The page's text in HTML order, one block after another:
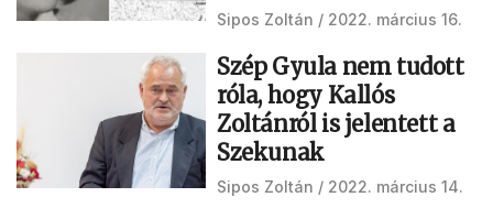
Sipos Zoltán 2022. március 16.
Szép Gyula nem tudott
róla, hogy Kallós
Zoltánról is jelentett a
Szekunak
Sipos Zoltán 2022. március 14.